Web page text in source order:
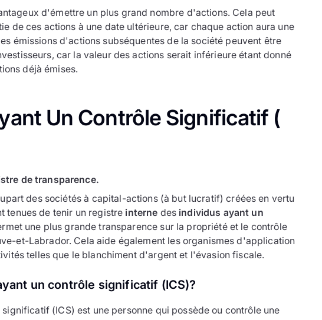
d'émettre un plus grand nombre d'actions. Cela peut
de ces actions à une date ultérieure, car chaque action aura une
émissions d'actions subséquentes de la société peuvent être
car la valeur des actions serait inférieure étant donné
déjà émises.
Un Contrôle Significatif (
de transparence.
des sociétés à capital-actions (à but lucratif) créées en vertu
tenues de tenir un registre interne des individus ayant un
une plus grande transparence sur la propriété et le contrôle
et-Labrador. Cela aide également les organismes d'application
telles que le blanchiment d'argent et l'évasion fiscale.
un contrôle significatif (ICS)?
(ICS) est une personne qui possède ou contrôle une